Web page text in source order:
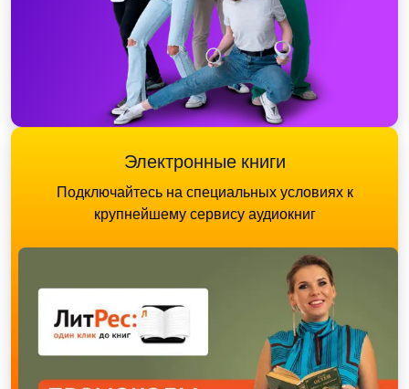
Электронные книги
Подключайтесь на специальных условиях к
крупнейшему сервису аудиокниг